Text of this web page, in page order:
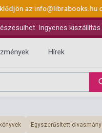
az info@librabooks.hu
Ingyenes
Hírek
Egyszerűsített